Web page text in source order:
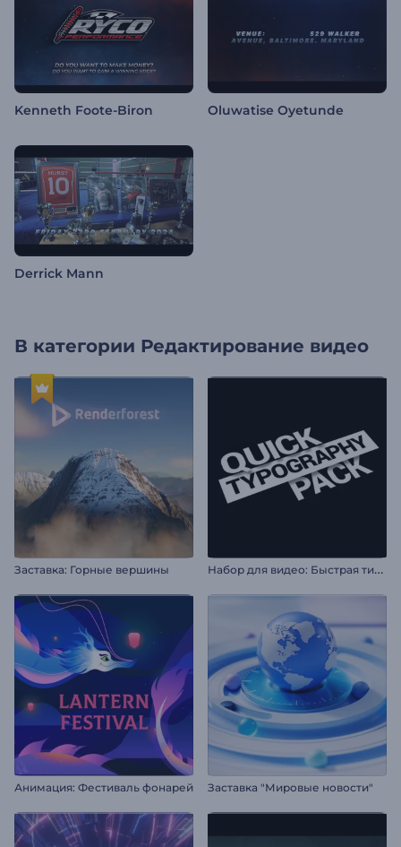
Kenneth Foote-Biron Oluwatise Oyetunde
Derrick Mann
В категории Редактирование видео
Заставка: Горные вершины Н
абор для видео: Быстрая типографика
Анимация: Фестиваль фонарей Заставка "Мировые новости"